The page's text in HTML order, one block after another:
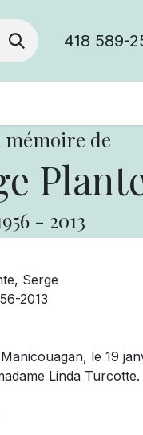
418 589-
mémoire de
- 2013
Serge
2013
le 19
Linda